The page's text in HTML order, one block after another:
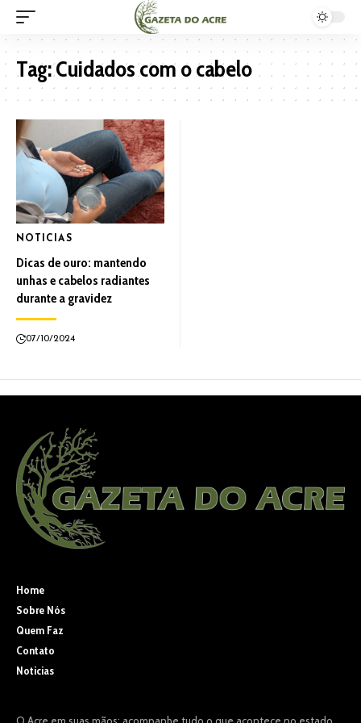
Tag:Cuidados com o cabelo
NOTICIAS
Dicas de ouro: mantendo
unhas e cabelos radiantes
durante a gravidez
07/10/2024
Home
Sobre Nós
Quem Faz
Contato
Noticias
O Acre em suas mãos: acompanhe tudo o que acontece no estado,